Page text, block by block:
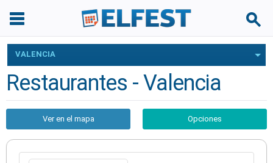
VALENCIA
Restaurantes - Valencia
Ver en el mapa Opciones